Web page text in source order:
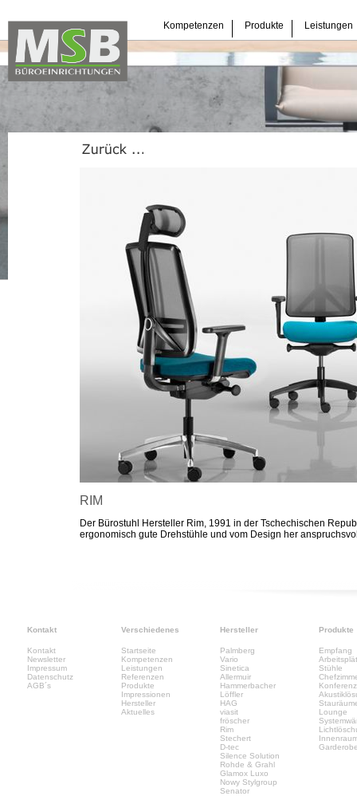
überspringenKompetenzen Produkte Leistungen
RIM
Der Bürostuhl Hersteller Rim, 1991 in der Tschechischen
ergonomisch gute Drehstühle und vom Design her
Kontakt Verschiedenes Hersteller Produkte
Kontakt
Newsletter
Impressum
Datenschutz
AGB´s
Startseite
Kompetenzen
Leistungen
Referenzen
Produkte
Impressionen
Hersteller
Aktuelles
Palmberg
Vario
Sinetica
Allermuir
Hammerbacher
Löffler
HAG
viasit
fröscher
Rim
Stechert
D-tec
Silence Solution
Rohde & Grahl
Glamox Luxo
Nowy Stylgroup
Senator
Empfang
Stühle
Lounge